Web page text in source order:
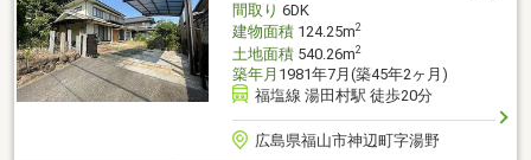
間取り 6DK
建物面積124.25m2
土地面積540.26m2
築年月 1981年7月(築45年2ヶ月)
福塩線 湯田村駅 徒歩20分
広島県福山市神辺町字湯野